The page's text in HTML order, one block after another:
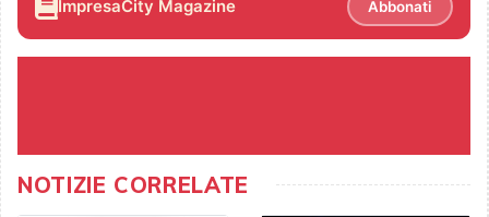
ImpresaCity Magazine Abbonati
NOTIZIE CORRELATE